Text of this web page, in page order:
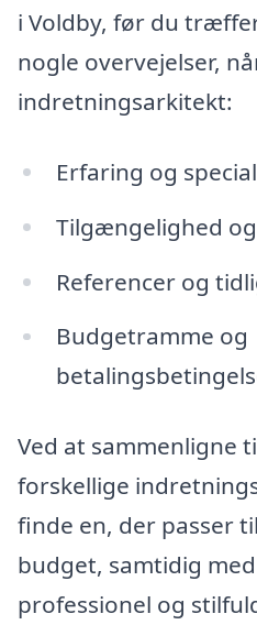
i Voldby, før du
nogle overvejelser,
indretningsarkitekt:
Erfaring og
Tilgængelighed
Referencer og
Budgetramme og
Ved at sammenligne
forskellige
finde en, der passer
budget, samtidig
professionel og